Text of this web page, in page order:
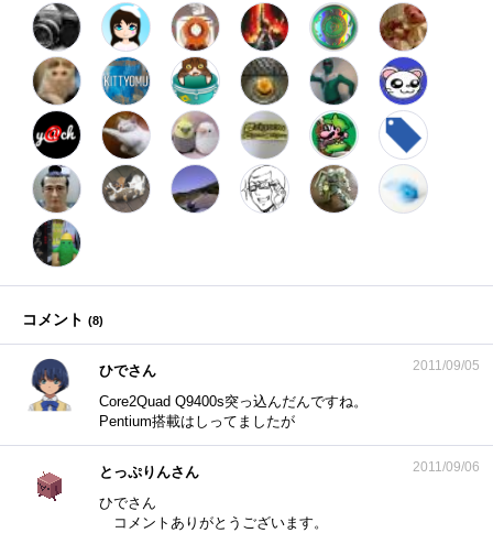
コメント (8)
ひでさん 2011/09/05
Core2Quad Q9400s突っ込んだんですね。
Pentium搭載はしってましたが
とっぷりんさん 2011/09/06
ひでさん
コメントありがとうございます。